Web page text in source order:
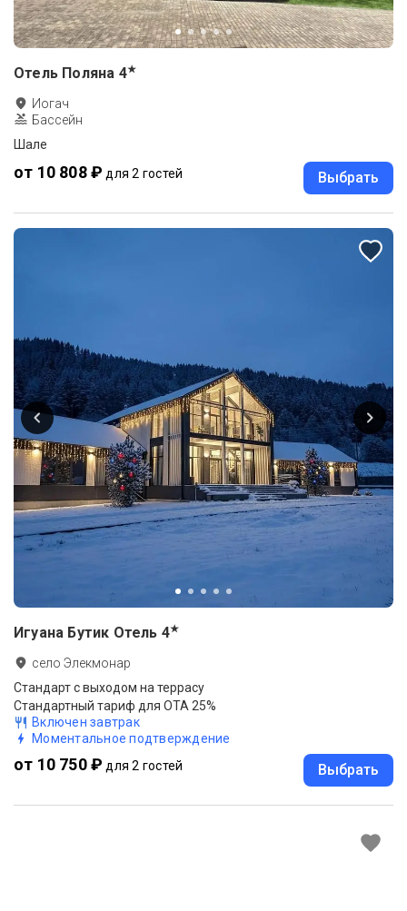
Отель Поляна 4★
Иогач
Бассейн
Шале
от 10 808 ₽ для 2 гостей Выбрать
Игуана Бутик Отель 4★
село Элекмонар
Стандарт с выходом на террасу
Стандартный тариф для ОТА 25%
Включен завтрак
Моментальное подтверждение
от 10 750 ₽ для 2 гостей Выбрать